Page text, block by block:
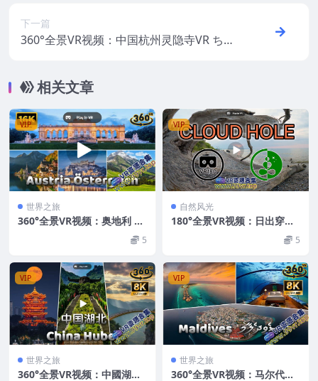
下一篇
360°全景VR视频：中国杭州灵隐寺VR ちゅ
a 超清8K 0522-25
相关文章
VIP
世界之旅
360°全景VR视频：奥地利 VR
AustriavertÖsterreichvert
奥地利vertオーストリアvert
오스트리아 超清8K 0522-07
5
VIP
自然风光
180°全景VR视频：日出穿过
云层垂直VR180自然逃生通道
5
VIP
世界之旅
360°全景VR视频：中國湖北
VIP
世界之旅
360°全景VR视频：马尔代夫